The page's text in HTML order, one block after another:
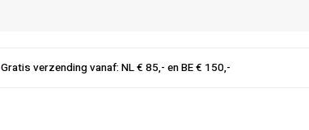
Gratis verzending vanaf: NL € 85,- en BE € 150,-